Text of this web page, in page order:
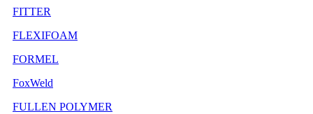
FITTER
FLEXIFOAM
FORMEL
FoxWeld
FULLEN POLYMER